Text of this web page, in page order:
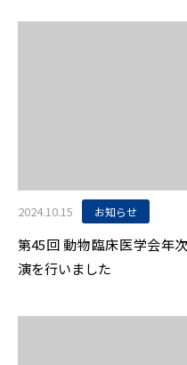
2024.10.15 お知らせ
第45回 動物臨床医学会年
演を行いました